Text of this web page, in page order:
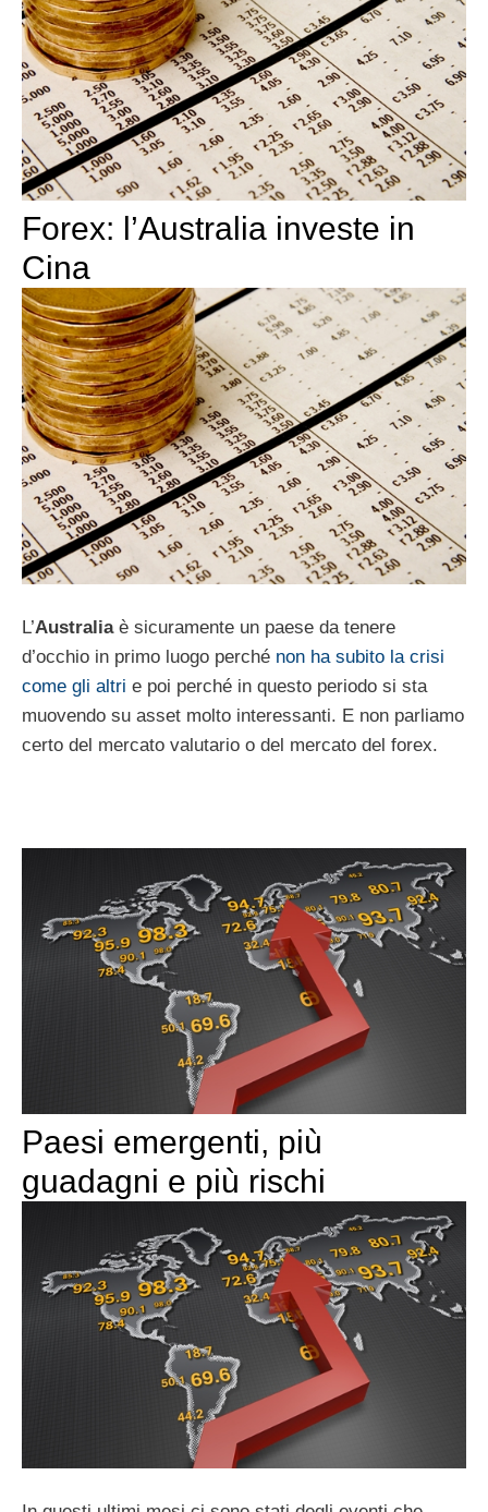
Forex: l’Australia investe in
Cina
L’Australiaè sicuramente un paese da tenere
d’occhio in primo luogo perché non ha subito la crisi
come gli altri e poi perché in questo periodo si sta
muovendo su asset molto interessanti. E non parliamo
certo del mercato valutario o del mercato del forex.
Paesi emergenti, più
guadagni e più rischi